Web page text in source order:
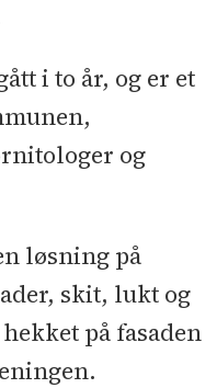
på bygninger
i
bestanden er
og utseende
med sin
underside,
i to år, og er et
og
løsning på
skit, lukt og
på fasaden